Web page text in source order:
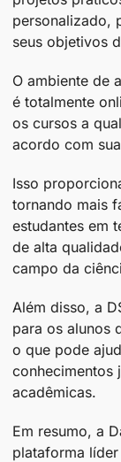
personalizado,
seus objetivos
O ambiente de
é totalmente
os cursos a
acordo com
Isso
tornando mais
estudantes em
de alta
campo da
Além disso, a
para os alunos
o que pode
conhecimentos
acadêmicas.
Em resumo, a
plataforma